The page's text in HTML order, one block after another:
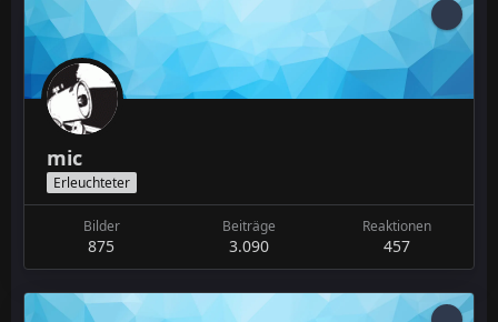
mic
Erleuchteter
Bilder
875
Beiträge
3.090
Reaktionen
457